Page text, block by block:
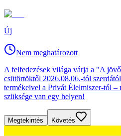
Új
Nem meghatározott
A felfedezések világa várja a "A
csütörtöktől 2026.08.06.-tól
termékeivel a Privát Élelmiszer-tól –
szüksége van egy helyen!
Megtekintés Követés